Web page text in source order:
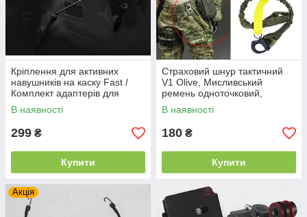
Кріплення для активних
навушників на каску Fast /
Комплект адаптерів для
гарнітури навушників Чорний
В наявності
299 ₴
Купити
Страховий шнур тактичний
V1 Olive, Мисливський
ремень одноточковий,
швидкознімний ремінь
В наявності
180 ₴
Купити
Акція